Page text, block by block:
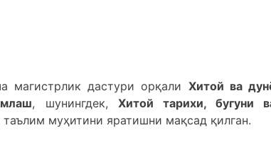
магистрлик дастури орқали Хитой ва
, шунингдек, Хитой тарихи, бугуни
таълим муҳитини яратишни мақсад қилган.